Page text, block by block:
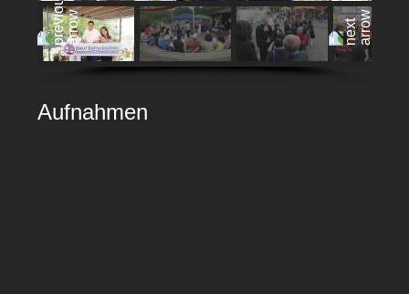
Aufnahmen